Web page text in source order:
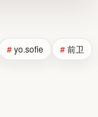
yo.sofie
前卫